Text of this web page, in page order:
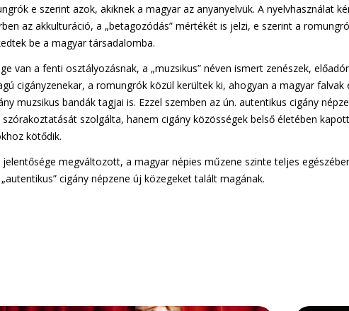
e szerint azok, akiknek a magyar az anyanyelvük. A nyelvhasználat
az akkulturáció, a „betagozódás” mértékét is jelzi, e szerint a
be a magyar társadalomba.
van a fenti osztályozásnak, a „muzsikus” néven ismert zenészek,
cigányzenekar, a romungrók közül kerültek ki, ahogyan a magyar falvak
muzsikus bandák tagjai is. Ezzel szemben az ún. autentikus cigány
szolgálta, hanem cigány közösségek belső életében
kötődik.
megváltozott, a magyar népies műzene szinte teljes
cigány népzene új közegeket talált magának.